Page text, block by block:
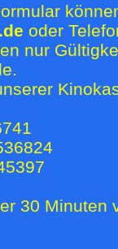
oder
nur
30 Minuten